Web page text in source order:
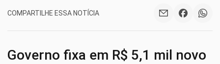
COMPARTILHE ESSA NOTÍCIA
Governo fixa em R$ 5,1 mil novo